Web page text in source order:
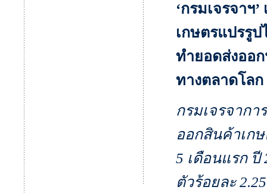
‘กรมเจรจาฯ
เกษตรแปรรูป
ทำยอดส่งออก
ทางตลาดโลก
กรมเจรจากา
ออกสินค้าเก
5 เดือนแรก ปี
ตัวร้อยละ